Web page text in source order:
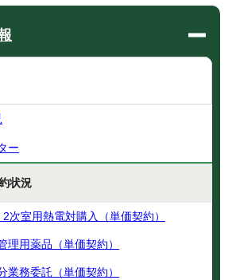
ー
状況
次室用熱電対購入（単価契約）
理用薬品（単価契約）
業務委託（単価契約）